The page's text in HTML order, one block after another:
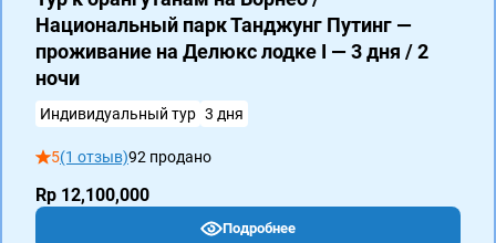
Национальный парк Танджунг Путинг —
проживание на Делюкс лодке I — 3 дня / 2
ночи
Индивидуальный тур 3 дня
5(1 отзыв)92 продано
Rp 12,100,000
Подробнее